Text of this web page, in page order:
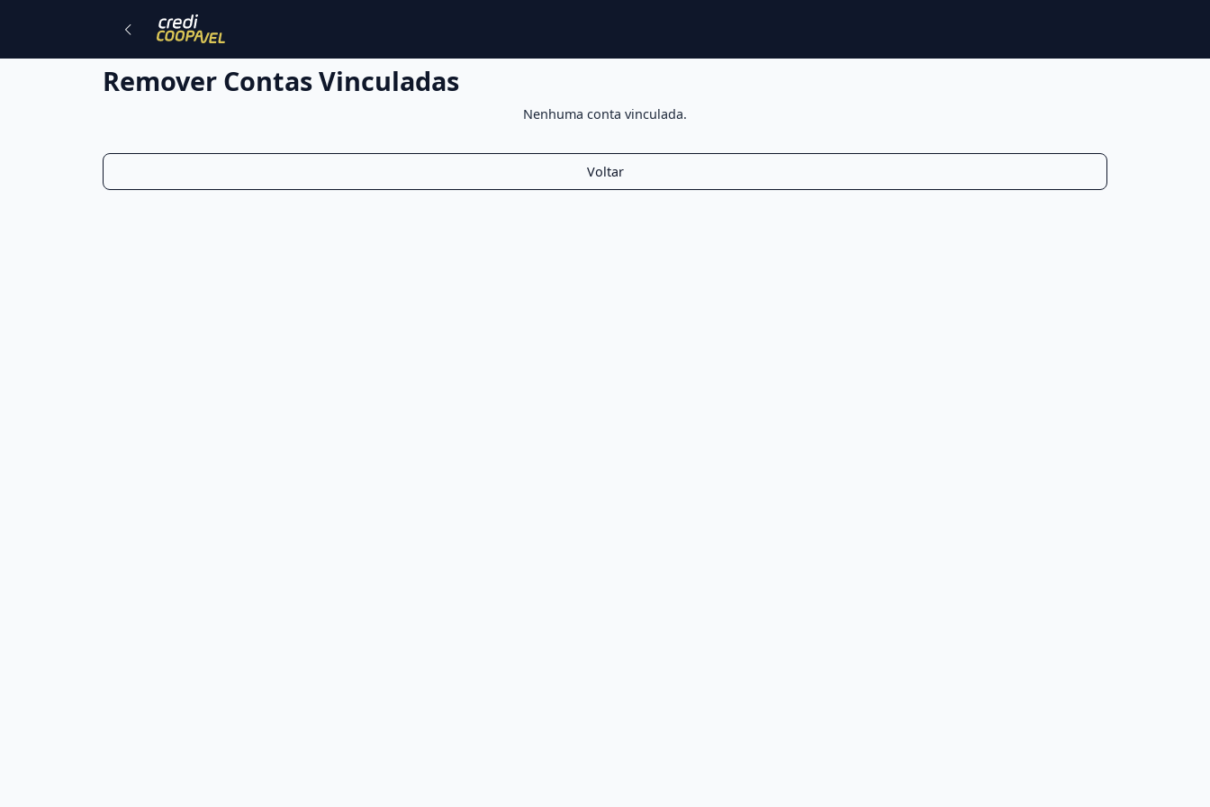
Remover Contas Vinculadas
Nenhuma conta vinculada.
Voltar